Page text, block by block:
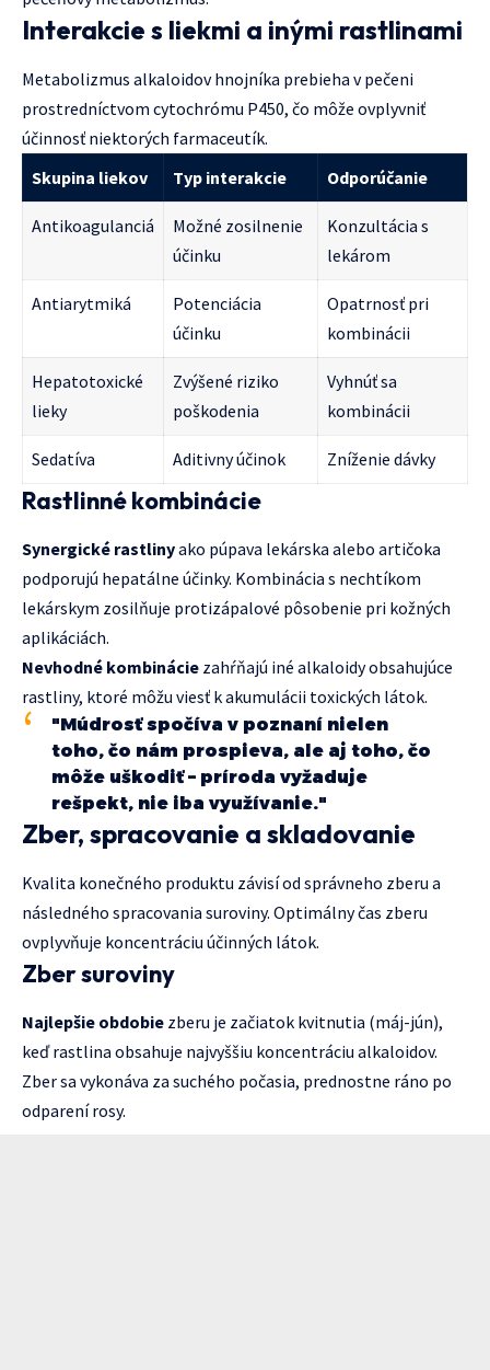
Interakcie s liekmi a inými rastlinami
Metabolizmus alkaloidov hnojníka prebieha v pečeni
prostredníctvom cytochrómu P450, čo môže ovplyvniť
účinnosť niektorých farmaceutík.
Skupina liekov
Typ interakcie Odporúčanie
Antikoagulanciá
Možné zosilnenie
účinku
Konzultácia s
lekárom
Antiarytmiká
Potenciácia
účinku
Opatrnosť pri
kombinácii
Hepatotoxické
lieky
Zvýšené riziko
poškodenia
Vyhnúť sa
kombinácii
Sedatíva Aditivny účinok Zníženie dávky
Rastlinné kombinácie
Synergické rastlinyako púpava lekárska alebo artičoka
podporujú hepatálne účinky. Kombinácia s nechtíkom
lekárskym zosilňuje protizápalové pôsobenie pri kožných
aplikáciách.
Nevhodné kombinácie zahŕňajú iné alkaloidy obsahujúce
rastliny, ktoré môžu viesť k akumulácii toxických látok.
"Múdrosť spočíva v poznaní nielen
toho, čo nám prospieva, ale aj toho, čo
môže uškodiť – príroda vyžaduje
rešpekt, nie iba využívanie."
Zber, spracovanie a skladovanie
Kvalita konečného produktu závisí od správneho zberu a
následného spracovania suroviny. Optimálny čas zberu
ovplyvňuje koncentráciu účinných látok.
Zber suroviny
Najlepšie obdobie zberu je začiatok kvitnutia (máj-jún),
keď rastlina obsahuje najvyššiu koncentráciu alkaloidov.
Zber sa vykonáva za suchého počasia, prednostne ráno po
odparení rosy.